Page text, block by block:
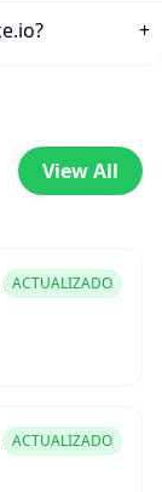
View All
ACTUALIZADO
ACTUALIZADO